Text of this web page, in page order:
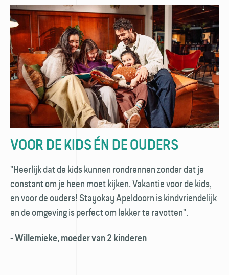
VOOR DE KIDS ÉN DE OUDERS
''Heerlijk dat de kids kunnen rondrennen zonder dat je
constant om je heen moet kijken. Vakantie voor de kids,
en voor de ouders! Stayokay Apeldoorn is kindvriendelijk
en de omgeving is perfect om lekker te ravotten''.
- Willemieke, moeder van 2 kinderen